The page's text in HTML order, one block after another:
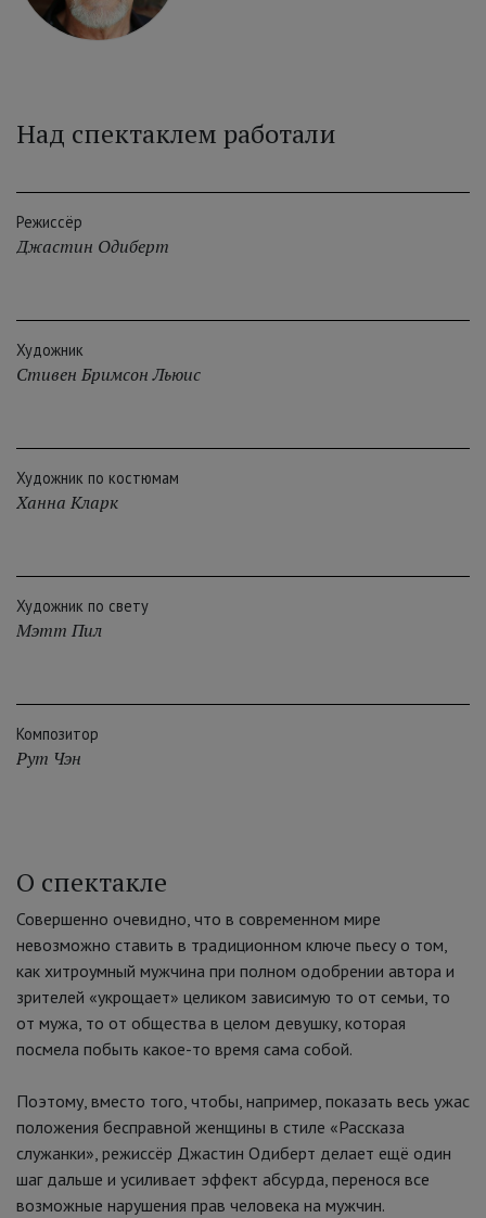
Над спектаклем работали
Режиссёр
Джастин Одиберт
Художник
Стивен Бримсон Льюис
Художник по костюмам
Ханна Кларк
Художник по свету
Мэтт Пил
Композитор
Рут Чэн
О спектакле
Совершенно очевидно, что в современном мире
невозможно ставить в традиционном ключе пьесу о том,
как хитроумный мужчина при полном одобрении автора и
зрителей «укрощает» целиком зависимую то от семьи, то
от мужа, то от общества в целом девушку, которая
посмела побыть какое-то время сама собой.
Поэтому, вместо того, чтобы, например, показать весь ужас
положения бесправной женщины в стиле «Рассказа
служанки», режиссёр Джастин Одиберт делает ещё один
шаг дальше и усиливает эффект абсурда, перенося все
возможные нарушения прав человека на мужчин.